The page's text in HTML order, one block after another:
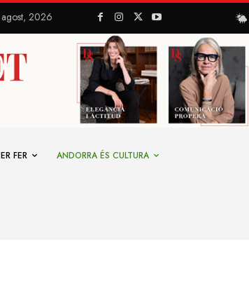
2026
FER ANDORRA ÉS CULTURA